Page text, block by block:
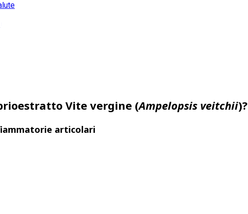
Vite vergine (Ampelopsis veitchii)?
articolari